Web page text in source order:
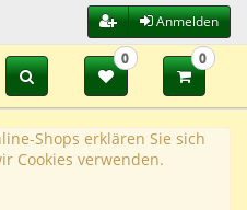
Anmelden
0 0
Shops erklären Sie sich
Cookies verwenden.